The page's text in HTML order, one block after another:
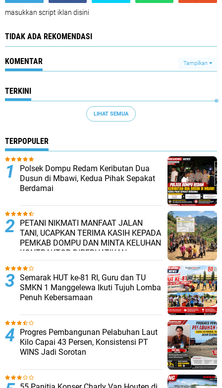
masukkan script iklan disini
TIDAK ADA REKOMENDASI
KOMENTAR Tampilkan
TERKINI
LIHAT SEMUA
TERPOPULER
Polsek Dompu Redam Keributan Dua
Dusun di Mbawi, Kedua Pihak Sepakat
Berdamai
PETANI NIKMATI MANFAAT JALAN
TANI, UCAPKAN TERIMA KASIH KEPADA
PEMKAB DOMPU DAN MINTA KELUHAN
KONTRAKTOR DIPERHATIKAN.
Semarak HUT ke-81 RI, Guru dan TU
SMKN 1 Manggelewa Ikuti Tujuh Lomba
Penuh Kebersamaan
Progres Pembangunan Pelabuhan Laut
Kilo Capai 43 Persen, Konsistensi PT
WINS Jadi Sorotan